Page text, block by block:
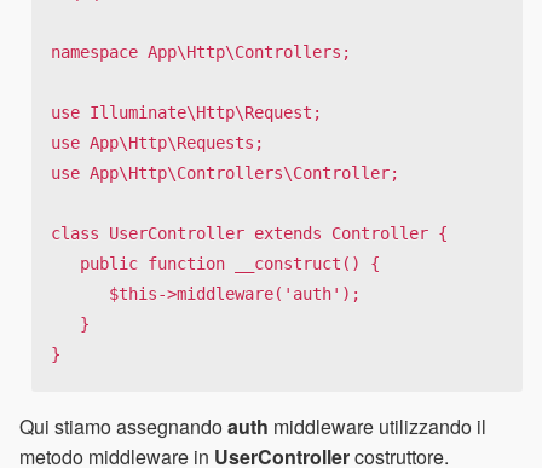
namespace App\Http\Controllers;
use Illuminate\Http\Request;
use App\Http\Requests;
use App\Http\Controllers\Controller;
class UserController extends Controller {
}
Qui stiamo assegnandoauth middleware utilizzando il
metodo middleware in UserControllercostruttore.